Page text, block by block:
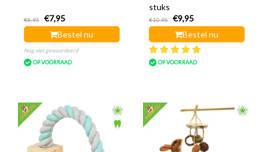
€8,95
€7,95
Bestel nu
Nog niet gewaardeerd
OP VOORRAAD
stuks
€10,95
€9,95
Bestel nu
OP VOORRAAD